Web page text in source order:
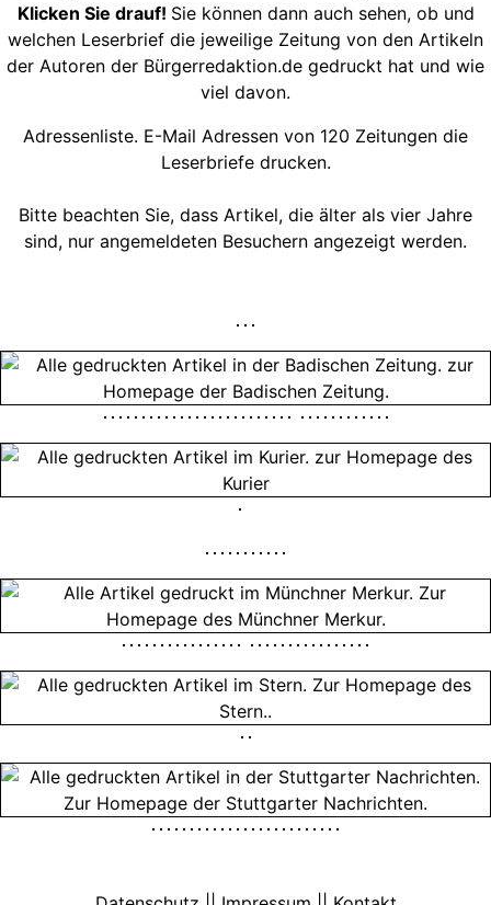
Klicken Sie drauf! Sie können dann auch sehen, ob und
welchen Leserbrief die jeweilige Zeitung von den Artikeln
der Autoren der Bürgerredaktion.de gedruckt hat und wie
viel davon.
Adressenliste. E-Mail Adressen von 120 Zeitungen die
Leserbriefe drucken.
Bitte beachten Sie, dass Artikel, die älter als vier Jahre
sind, nur angemeldeten Besuchern angezeigt werden.